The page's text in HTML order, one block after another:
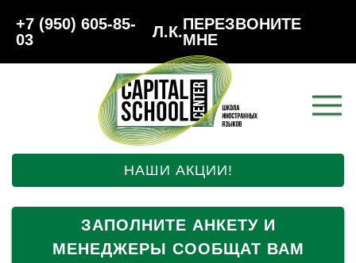
+7 (950) 605-85-
03
Л.К.ПЕРЕЗВОНИТЕ
МНЕ
НАШИ АКЦИИ!
ЗАПОЛНИТЕ АНКЕТУ И
МЕНЕДЖЕРЫ СООБЩАТ ВАМ